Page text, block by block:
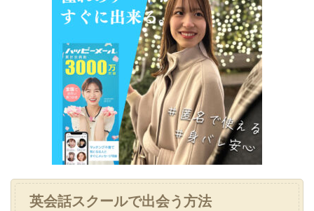
英会話スクールで出会う方法